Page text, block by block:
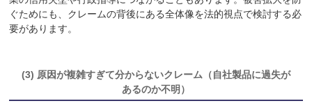
ぐためにも、クレームの背後にある全体像を法的視点で検討する必
要があります。
(3) 原因が複雑すぎて分からないクレーム（自社製品に過失が
あるのか不明）